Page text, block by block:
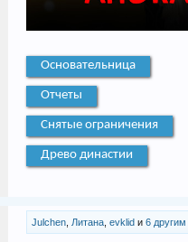
Основательница
Отчеты
Снятые ограничения
Древо династии
Julchen, Литана, evklid и 6 другим